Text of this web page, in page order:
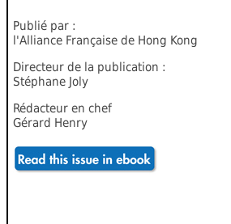
Publié par :
l'Alliance Française de Hong Kong
Directeur de la publication :
Stéphane Joly
Rédacteur en chef
Gérard Henry